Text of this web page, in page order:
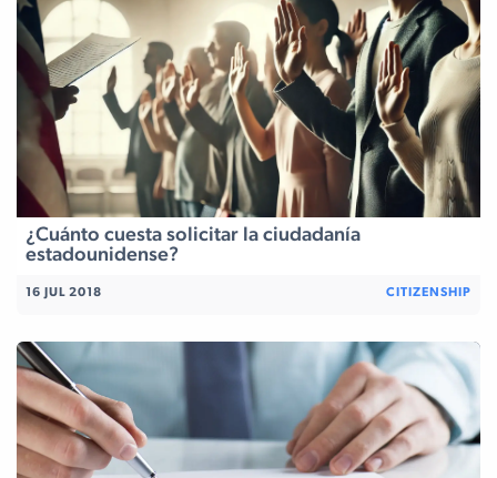
¿Cuánto cuesta solicitar la ciudadanía
estadounidense?
16 JUL 2018 CITIZENSHIP